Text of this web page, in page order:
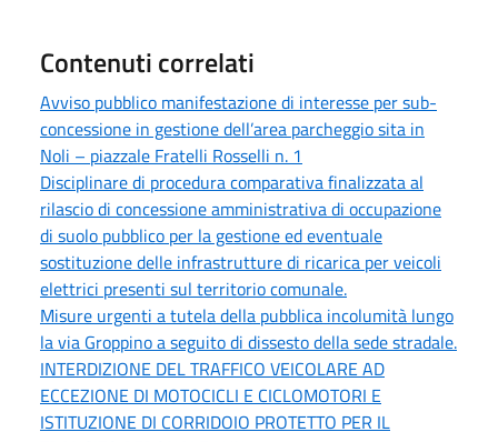
Contenuti correlati
Avviso pubblico manifestazione di interesse per sub-
concessione in gestione dell’area parcheggio sita in
Noli – piazzale Fratelli Rosselli n. 1
Disciplinare di procedura comparativa finalizzata al
rilascio di concessione amministrativa di occupazione
di suolo pubblico per la gestione ed eventuale
sostituzione delle infrastrutture di ricarica per veicoli
elettrici presenti sul territorio comunale.
Misure urgenti a tutela della pubblica incolumità lungo
la via Groppino a seguito di dissesto della sede stradale.
INTERDIZIONE DEL TRAFFICO VEICOLARE AD
ECCEZIONE DI MOTOCICLI E CICLOMOTORI E
ISTITUZIONE DI CORRIDOIO PROTETTO PER IL